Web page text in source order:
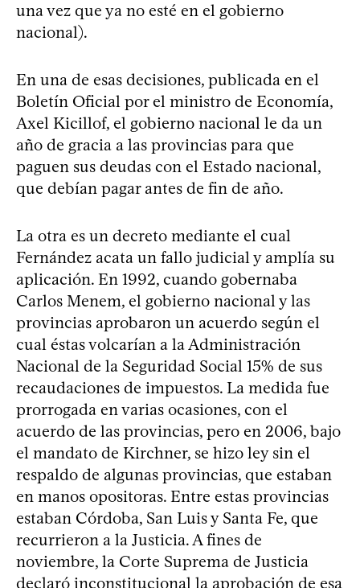
una vez que ya no esté en el gobierno
nacional).
En una de esas decisiones, publicada en el
Boletín Oficial por el ministro de Economía,
Axel Kicillof, el gobierno nacional le da un
año de gracia a las provincias para que
paguen sus deudas con el Estado nacional,
que debían pagar antes de fin de año.
La otra es un decreto mediante el cual
Fernández acata un fallo judicial y amplía su
aplicación. En 1992, cuando gobernaba
Carlos Menem, el gobierno nacional y las
provincias aprobaron un acuerdo según el
cual éstas volcarían a la Administración
Nacional de la Seguridad Social 15% de sus
recaudaciones de impuestos. La medida fue
prorrogada en varias ocasiones, con el
acuerdo de las provincias, pero en 2006, bajo
el mandato de Kirchner, se hizo ley sin el
respaldo de algunas provincias, que estaban
en manos opositoras. Entre estas provincias
estaban Córdoba, San Luis y Santa Fe, que
recurrieron a la Justicia. A fines de
noviembre, la Corte Suprema de Justicia
declaró inconstitucional la aprobación de esa